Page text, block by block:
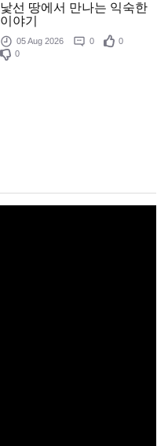
낯선 땅에서 만나는 익숙한
이야기
05 Aug 2026 0
0
0